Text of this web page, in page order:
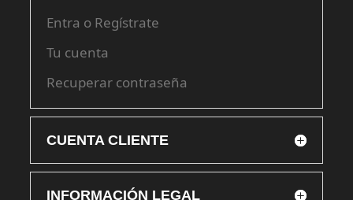
Entra o Regístrate
Tu cuenta
Recuperar contraseña
CUENTA CLIENTE
INFORMACIÓN LEGAL